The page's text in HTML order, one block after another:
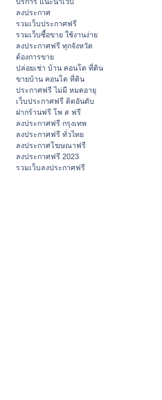
ลงประกาศ
รวมเว็บประกาศฟรี
รวมเว็บซื้อขาย ใช้งานง่าย
ลงประกาศฟรี ทุกจังหวัด
ต้องการขาย
ปล่อยเช่า บ้าน คอนโด ที่ดิน
ขายบ้าน คอนโด ที่ดิน
ประกาศฟรี ไม่มี หมดอายุ
เว็บประกาศฟรี ติดอันดับ
ฝากร้านฟรี โพ ส ฟรี
ลงประกาศฟรี กรุงเทพ
ลงประกาศฟรี ทั่วไทย
ลงประกาศโฆษณาฟรี
ลงประกาศฟรี 2023
รวมเว็บลงประกาศฟรี